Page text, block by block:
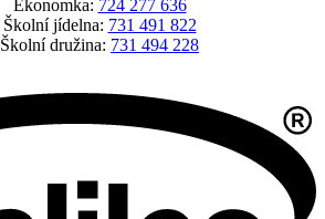
Ekonomka: 724 277 636
Školní jídelna: 731 491 822
Školní družina: 731 494 228